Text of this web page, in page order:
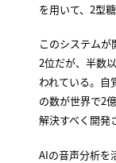
を用いて、2型
このシステム
2位だが、半数
われている。自
の数が世界で2
解決すべく開発
AIの音声分析を